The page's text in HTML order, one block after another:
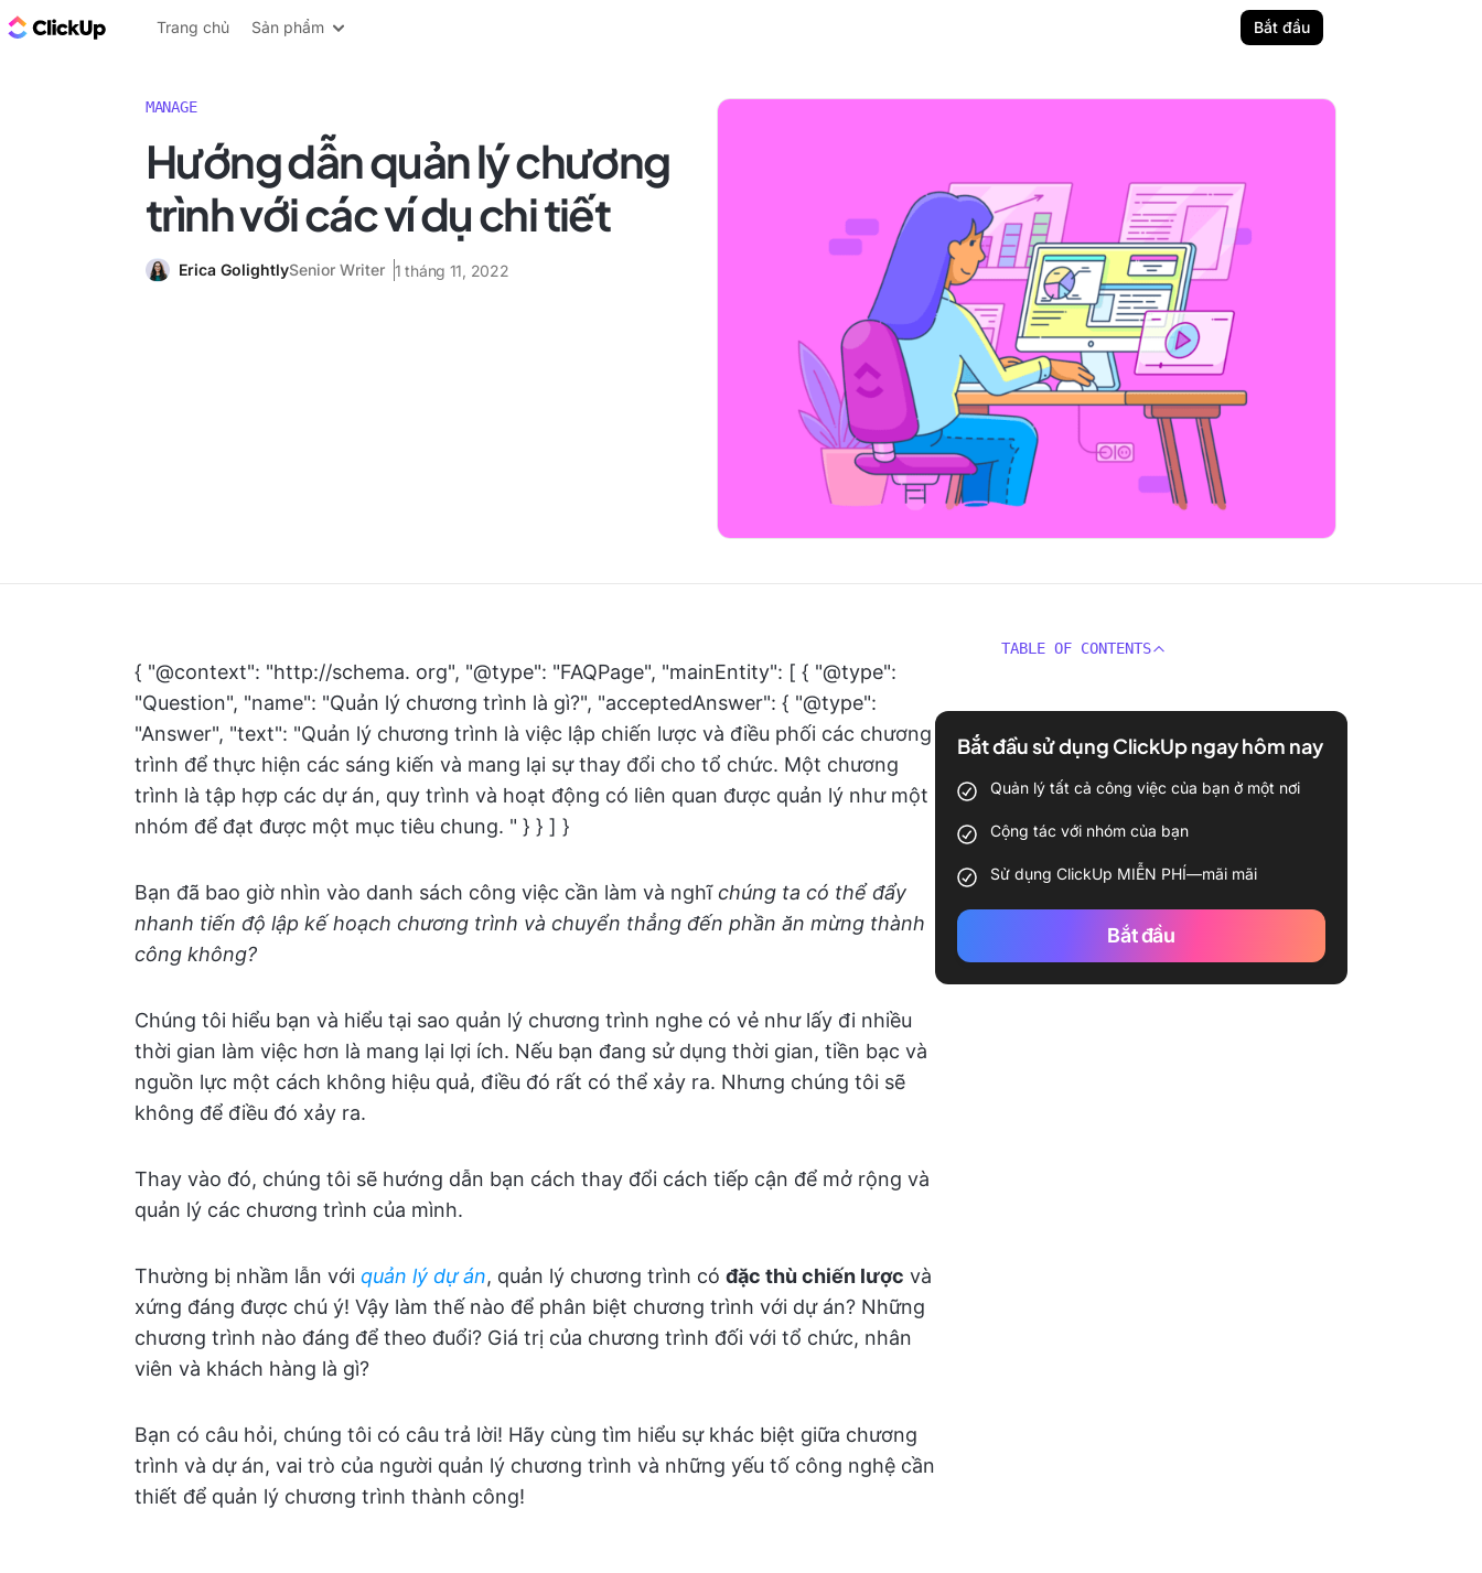
ClickUp Blog
Trang chủ Sản phẩm Bắt đầu
MANAGE
Hướng dẫn quản lý chương
trình với các ví dụ chi tiết
Erica GolightlySenior Writer 1 tháng 11, 2022
{ "@context": "http://schema. org", "@type": "FAQPage", "mainEntity": [ { "@type":
"Question", "name": "Quản lý chương trình là gì?", "acceptedAnswer": { "@type":
"Answer", "text": "Quản lý chương trình là việc lập chiến lược và điều phối các chương
trình để thực hiện các sáng kiến và mang lại sự thay đổi cho tổ chức. Một chương
trình là tập hợp các dự án, quy trình và hoạt động có liên quan được quản lý như một
nhóm để đạt được một mục tiêu chung. " } } ] }
Bạn đã bao giờ nhìn vào danh sách công việc cần làm và nghĩchúng ta có thể đẩy
nhanh tiến độ lập kế hoạch chương trình và chuyển thẳng đến phần ăn mừng thành
công không?
Chúng tôi hiểu bạn và hiểu tại sao quản lý chương trình nghe có vẻ như lấy đi nhiều
thời gian làm việc hơn là mang lại lợi ích. Nếu bạn đang sử dụng thời gian, tiền bạc và
nguồn lực một cách không hiệu quả, điều đó rất có thể xảy ra. Nhưng chúng tôi sẽ
không để điều đó xảy ra.
Thay vào đó, chúng tôi sẽ hướng dẫn bạn cách thay đổi cách tiếp cận để mở rộng và
quản lý các chương trình của mình.
Thường bị nhầm lẫn với quản lý dự án, quản lý chương trình có đặc thù chiến lược và
xứng đáng được chú ý! Vậy làm thế nào để phân biệt chương trình với dự án? Những
chương trình nào đáng để theo đuổi? Giá trị của chương trình đối với tổ chức, nhân
viên và khách hàng là gì?
Bạn có câu hỏi, chúng tôi có câu trả lời! Hãy cùng tìm hiểu sự khác biệt giữa chương
trình và dự án, vai trò của người quản lý chương trình và những yếu tố công nghệ cần
thiết để quản lý chương trình thành công!
TABLE OF CONTENTS
Bắt đầu sử dụng ClickUp ngay hôm nay
Quản lý tất cả công việc của bạn ở một nơi
Cộng tác với nhóm của bạn
Sử dụng ClickUp MIỄN PHÍ—mãi mãi
Bắt đầu